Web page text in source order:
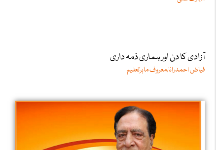
آزادی کا دن اور ہماری ذمہ داری
فیاض احمدرانا،معروف ماہرتعلیم